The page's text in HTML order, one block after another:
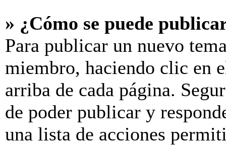
» ¿Cómo se puede
Para publicar un nuevo
miembro, haciendo clic en
arriba de cada página.
de poder publicar y
una lista de acciones